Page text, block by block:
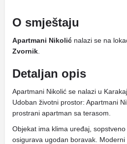
O smještaju
Apartmani Nikolić nalazi se na
Zvornik
Detaljan opis
Apartmani Nikolić se nalazi u
Udoban životni prostor: Apartmani
prostrani apartman sa terasom.
Objekat ima klima uređaj,
osigurava ugodan boravak.